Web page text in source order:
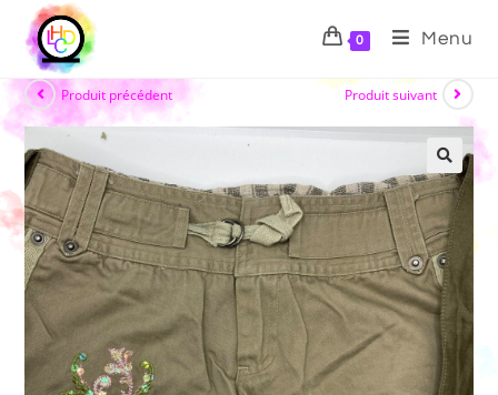
0 Menu
Produit précédent Produit suivant
🔍